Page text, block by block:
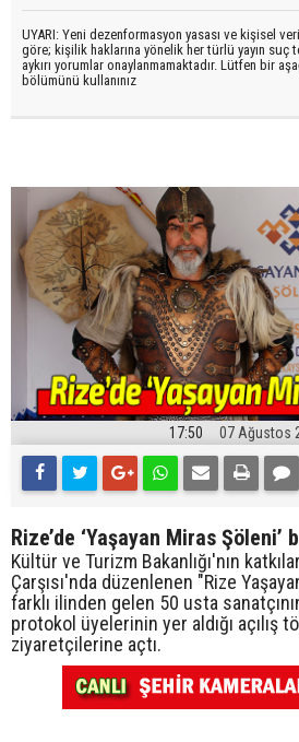
UYARI: Yeni dezenformasyon yasası ve kişisel
göre; kişilik haklarına yönelik her türlü yayın suç
aykırı yorumlar onaylanmamaktadır. Lütfen bir
bölümünü kullanınız
17:50 07 Ağustos
Rize’de ‘Yaşayan Miras Şöleni’
Kültür ve Turizm Bakanlığı'nın
Çarşısı'nda düzenlenen "Rize
farklı ilinden gelen 50 usta
protokol üyelerinin yer aldığı açılış
ziyaretçilerine açtı.